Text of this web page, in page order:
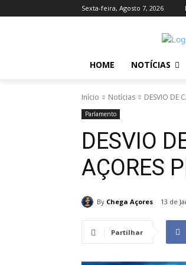
Sexta-feira, Agosto 7, 2026
HOME NOTÍCIAS
Início Notícias DESVIO DE
Parlamento
DESVIO
AÇORES
By Chega Açores 13 de
Partilhar